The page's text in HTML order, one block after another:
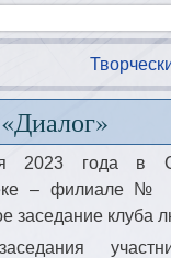
2023 года в
– филиале №
заседание клуба